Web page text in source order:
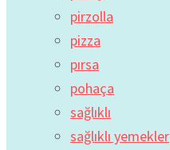
pirzolla
pizza
pırsa
pohaça
sağlıklı
sağlıklı yemekler